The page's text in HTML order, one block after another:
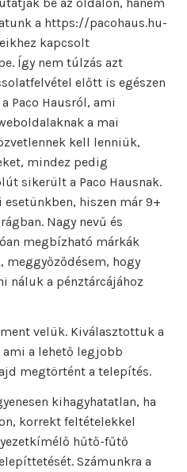
a https://pacohaus.hu-
kapcsolt
Így nem túlzás azt
előtt is egészen
Paco Hausról, ami
a mai
kell lenniük,
mindez pedig
sikerült a Paco Hausnak.
hiszen már 9+
Nagy nevű és
megbízható márkák
hogy
náluk a pénztárcájához
velük. Kiválasztottuk a
a lehető legjobb
megtörtént a telepítés.
kihagyhatatlan, ha
korrekt feltételekkel
hűtő-fűtő
Számunkra a